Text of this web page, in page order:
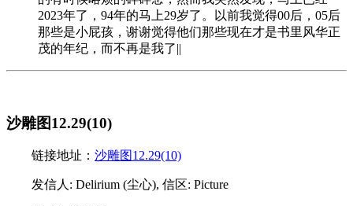
2023年了，94年的马上29岁了。以前我觉得00后，05后
那些是小屁孩，谢谢觉得他们那些现在才是书里风华正
茂的年纪，而不再是我了||
沙雕图12.29(10)
链接地址： 沙雕图12.29(10)
发信人: Delirium (尘心), 信区: Picture